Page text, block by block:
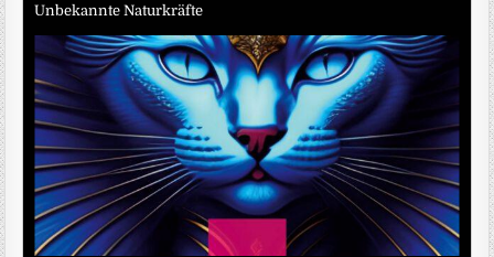
Unbekannte Naturkräfte